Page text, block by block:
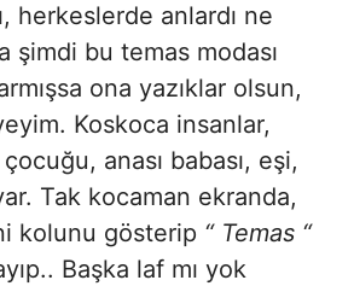
herkeslerde anlardı ne
şimdi bu temas modası
ona yazıklar olsun,
Koskoca insanlar,
anası babası, eşi,
Tak kocaman ekranda,
kolunu gösterip “ Temas “
Başka laf mı yok